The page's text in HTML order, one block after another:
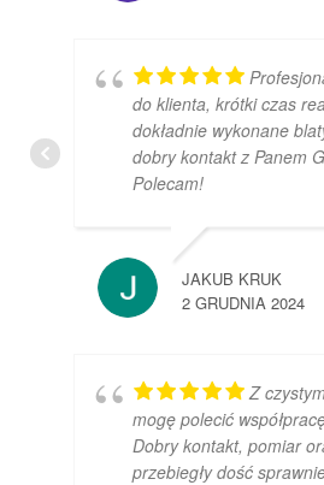
do klienta, krótki czas
dokładnie wykonane
dobry kontakt z Panem
Polecam!
JAKUB KRUK
2 GRUDNIA 2024
Z
mogę polecić
Dobry kontakt, pomiar
przebiegły dość